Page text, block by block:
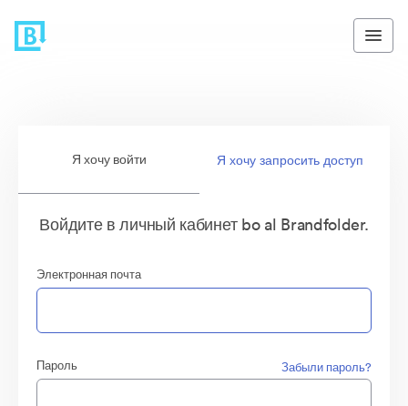
Я хочу войти Я хочу запросить доступ
Войдите в личный кабинет bo al Brandfolder.
Электронная почта
Пароль Забыли пароль?